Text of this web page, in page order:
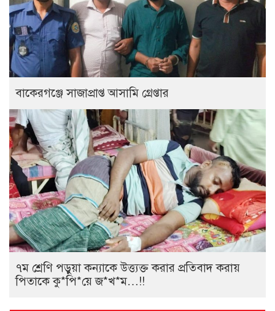
বাকেরগঞ্জে সাজাপ্রাপ্ত আসামি গ্রেপ্তার
৭ম শ্রেণি পড়ুয়া কন্যাকে উত্ত্যক্ত করার প্রতিবাদ করায়
পিতাকে কু*পি*য়ে জ*খ*ম…!!